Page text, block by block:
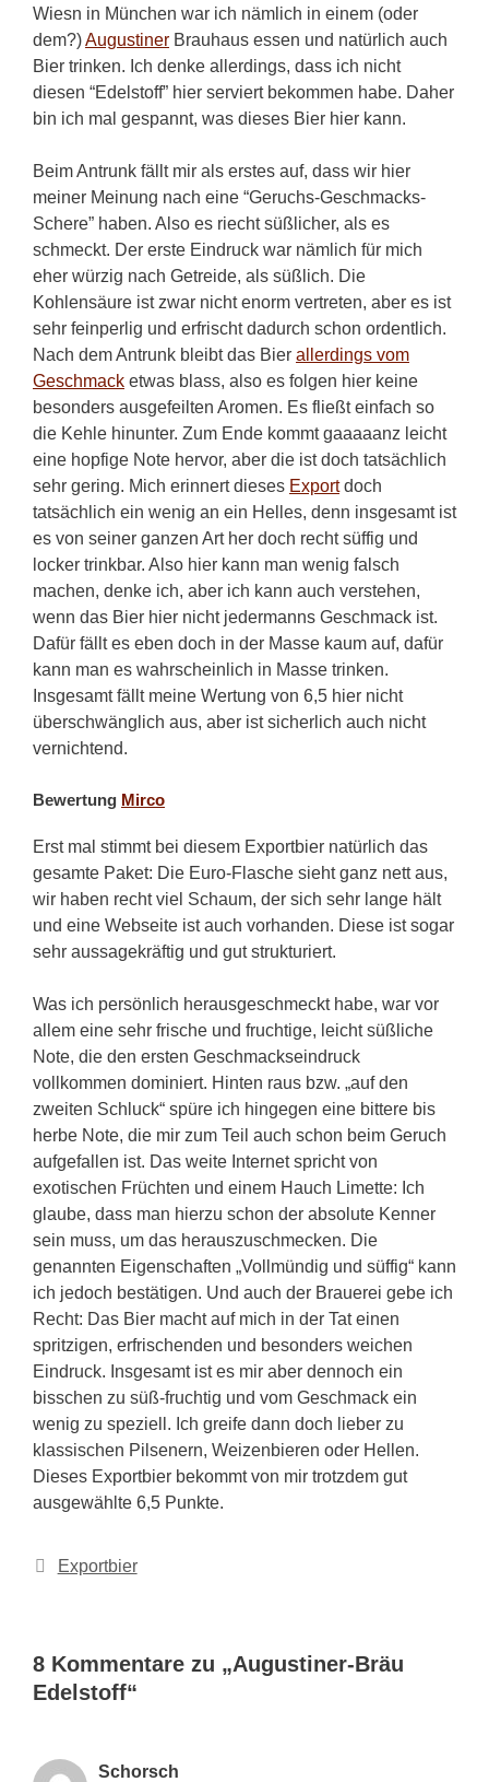
Wiesn in München war ich nämlich in einem (oder
dem?)Augustiner Brauhaus essen und natürlich auch
Bier trinken. Ich denke allerdings, dass ich nicht
diesen “Edelstoff” hier serviert bekommen habe. Daher
bin ich mal gespannt, was dieses Bier hier kann.
Beim Antrunk fällt mir als erstes auf, dass wir hier
meiner Meinung nach eine “Geruchs-Geschmacks-
Schere” haben. Also es riecht süßlicher, als es
schmeckt. Der erste Eindruck war nämlich für mich
eher würzig nach Getreide, als süßlich. Die
Kohlensäure ist zwar nicht enorm vertreten, aber es ist
sehr feinperlig und erfrischt dadurch schon ordentlich.
Nach dem Antrunk bleibt das Bier allerdings vom
Geschmack etwas blass, also es folgen hier keine
besonders ausgefeilten Aromen. Es fließt einfach so
die Kehle hinunter. Zum Ende kommt gaaaaanz leicht
eine hopfige Note hervor, aber die ist doch tatsächlich
sehr gering. Mich erinnert dieses Exportdoch
tatsächlich ein wenig an ein Helles, denn insgesamt ist
es von seiner ganzen Art her doch recht süffig und
locker trinkbar. Also hier kann man wenig falsch
machen, denke ich, aber ich kann auch verstehen,
wenn das Bier hier nicht jedermanns Geschmack ist.
Dafür fällt es eben doch in der Masse kaum auf, dafür
kann man es wahrscheinlich in Masse trinken.
Insgesamt fällt meine Wertung von 6,5 hier nicht
überschwänglich aus, aber ist sicherlich auch nicht
vernichtend.
Bewertung Mirco
Erst mal stimmt bei diesem Exportbier natürlich das
gesamte Paket: Die Euro-Flasche sieht ganz nett aus,
wir haben recht viel Schaum, der sich sehr lange hält
und eine Webseite ist auch vorhanden. Diese ist sogar
sehr aussagekräftig und gut strukturiert.
Was ich persönlich herausgeschmeckt habe, war vor
allem eine sehr frische und fruchtige, leicht süßliche
Note, die den ersten Geschmackseindruck
vollkommen dominiert. Hinten raus bzw. „auf den
zweiten Schluck“ spüre ich hingegen eine bittere bis
herbe Note, die mir zum Teil auch schon beim Geruch
aufgefallen ist. Das weite Internet spricht von
exotischen Früchten und einem Hauch Limette: Ich
glaube, dass man hierzu schon der absolute Kenner
sein muss, um das herauszuschmecken. Die
genannten Eigenschaften „Vollmündig und süffig“ kann
ich jedoch bestätigen. Und auch der Brauerei gebe ich
Recht: Das Bier macht auf mich in der Tat einen
spritzigen, erfrischenden und besonders weichen
Eindruck. Insgesamt ist es mir aber dennoch ein
bisschen zu süß-fruchtig und vom Geschmack ein
wenig zu speziell. Ich greife dann doch lieber zu
klassischen Pilsenern, Weizenbieren oder Hellen.
Dieses Exportbier bekommt von mir trotzdem gut
ausgewählte 6,5 Punkte.
Kategorien
Exportbier
8 Kommentare zu „Augustiner-Bräu
Edelstoff“
Schorsch